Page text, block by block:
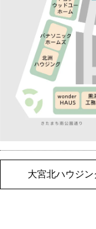
大宮北ハウジ